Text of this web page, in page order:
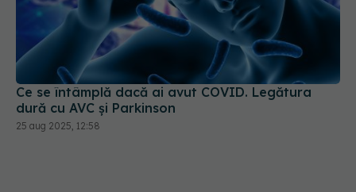
Ce se întâmplă dacă ai avut COVID. Legătura
dură cu AVC și Parkinson
25 aug 2025, 12:58